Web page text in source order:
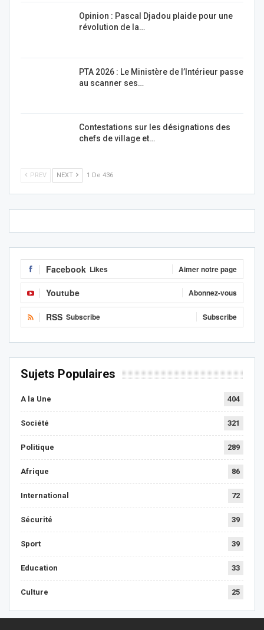
Opinion : Pascal Djadou plaide pour une
révolution de la…
PTA 2026 : Le Ministère de l’Intérieur passe
au scanner ses…
Contestations sur les désignations des
chefs de village et…
PREV NEXT 1 De 436
Facebook Likes Aimer notre page
Youtube Abonnez-vous
RSS Subscribe Subscribe
Sujets Populaires
A la Une 404
Société 321
Politique 289
Afrique 86
International 72
Sécurité 39
Sport 39
Education 33
Culture 25